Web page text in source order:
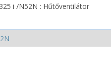
i /N52N : Hűtőventilátor